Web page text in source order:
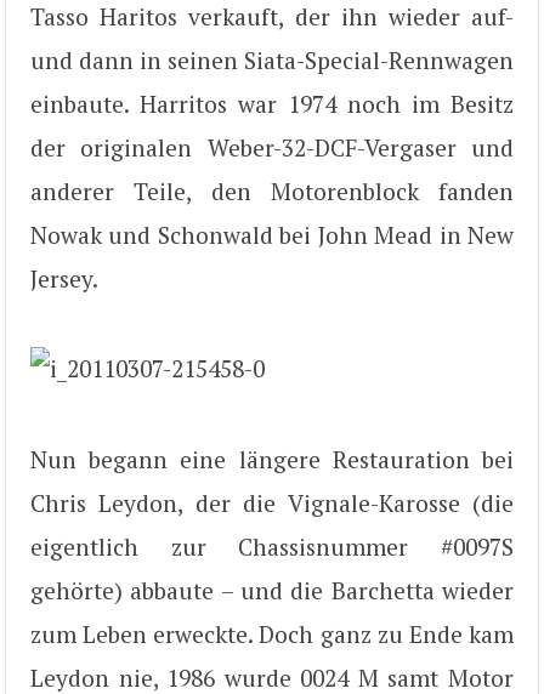
Tasso Haritos verkauft, der ihn wieder auf-
und dann in seinen Siata-Special-Rennwagen
einbaute. Harritos war 1974 noch im Besitz
der originalen Weber-32-DCF-Vergaser und
anderer Teile, den Motorenblock fanden
Nowak und Schonwald bei John Mead in New
Jersey.
Nun begann eine längere Restauration bei
Chris Leydon, der die Vignale-Karosse (die
eigentlich zur Chassisnummer #0097S
gehörte) abbaute – und die Barchetta wieder
zum Leben erweckte. Doch ganz zu Ende kam
Leydon nie, 1986 wurde 0024 M samt Motor